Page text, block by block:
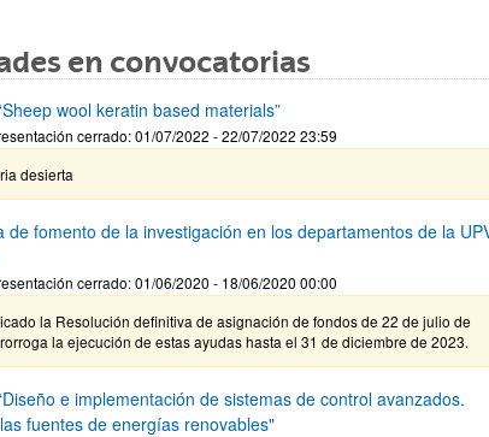
en convocatorias
wool keratin based materials”
cerrado: 01/07/2022 - 22/07/2022 23:59
desierta
de fomento de la investigación en los departamentos de la
cerrado: 01/06/2020 - 18/06/2020 00:00
la Resolución definitiva de asignación de fondos de 22 de julio de
la ejecución de estas ayudas hasta el 31 de diciembre de 2023.
e implementación de sistemas de control avanzados.
fuentes de energías renovables"